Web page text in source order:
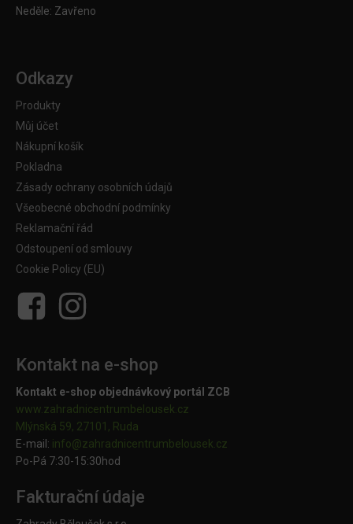
Neděle: Zavřeno
Odkazy
Produkty
Můj účet
Nákupní košík
Pokladna
Zásady ochrany osobních údajů
Všeobecné obchodní podmínky
Reklamační řád
Odstoupení od smlouvy
Cookie Policy (EU)
Kontakt na e-shop
Kontakt e-shop objednávkový portál ZCB
www.zahradnicentrumbelousek.cz
Mlýnská 59, 27101, Ruda
E-mail: info@zahradnicentrumbelousek. cz
Po-Pá 7:30-15:30hod
Fakturační údaje